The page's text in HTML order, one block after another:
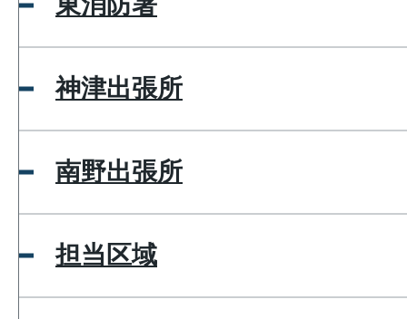
神津出張所
南野出張所
担当区域